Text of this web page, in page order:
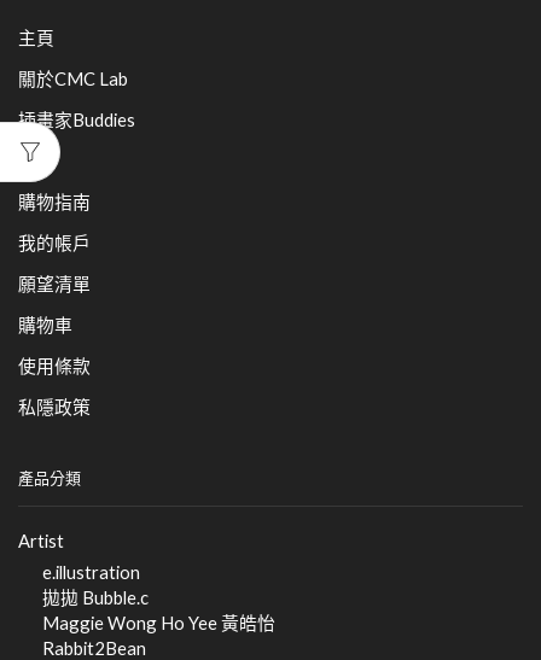
主頁
關於CMC Lab
插畫家Buddies
產品
購物指南
我的帳戶
願望清單
購物車
使用條款
私隱政策
產品分類
Artist
e.illustration
拋拋 Bubble.c
Maggie Wong Ho Yee 黃皓怡
Rabbit2Bean